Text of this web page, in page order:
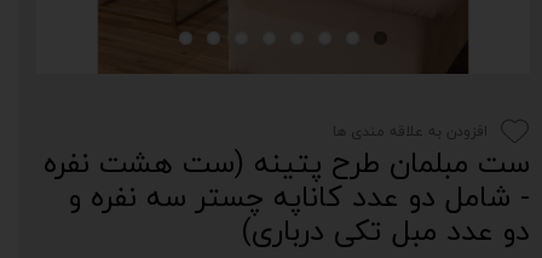
ست مبلمان طرح پتینه (ست هشت نفره
- شامل دو عدد کاناپه چستر سه نفره و
دو عدد مبل تکی درباری)
افزودن به علاقه مندی ها